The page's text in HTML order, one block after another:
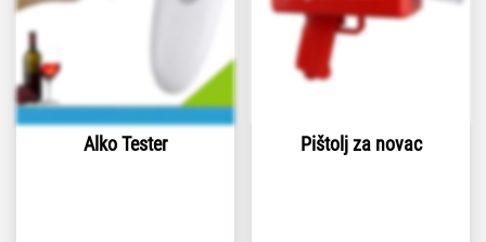
Alko Tester Pištolj za novac